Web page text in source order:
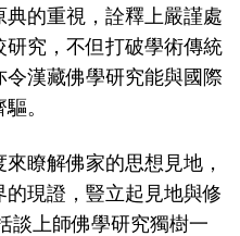
的重視，詮釋上嚴謹處
究，不但打破學術傳統
令漢藏佛學研究能與國際
。
瞭解佛家的思想見地，
現證，豎立起見地與修
談上師佛學研究獨樹一